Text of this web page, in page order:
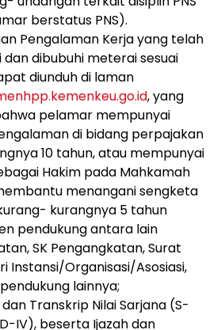
berstatus PNS).
Pengalaman Kerjayang telah
dandibubuhi meteraisesuai
diunduhdi laman
,yang
pelamar mempunyai
di bidang perpajakan
10 tahun,atau mempunyai
Hakim pada Mahkamah
menanganisengketa
kurangnya 5 tahun
pendukungantara lain
SK Pengangkatan,Surat
Instansi/Organisasi/Asosiasi,
lainnya;
dan Transkrip NilaiSarjana (S-
IV), beserta Ijazahdan